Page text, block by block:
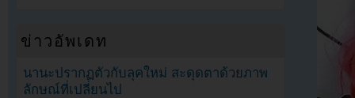
ข่าวอัพเดท
นานะปรากฏตัวกับลุคใหม่ สะดุดตาด้วยภาพ
ลักษณ์ที่เปลี่ยนไป